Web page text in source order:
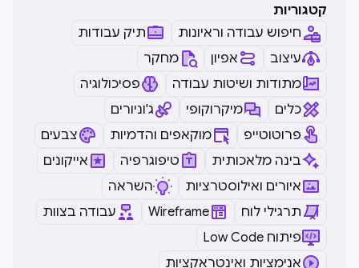
קטגוריות
חיפוש עבודה וראיונות
תיק עבודות
עיצוב
אפיון
מחקר
מתודות ושיטות עבודה
פסיכולוגיה
כלים
מיקרוקופי
ג'וניורים
פרוטוטייפ
מוקאפים והדמיות
צבעים
בינה מלאכותית
טיפוגרפיה
אייקונים
איורים ואילוסטרציות
השראה
תרגילי לוח
Wireframe
עבודה בצוות
Low Code פיתוח
אנימציות ואינטראקציות